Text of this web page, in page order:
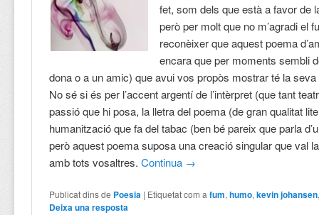
fet, som dels que està a favor de
però per molt que no m’agradi el
reconèixer que aquest poema
encara que per moments sembli
dona o a un amic) que avui vos propòs mostrar té la
No sé si és per l’accent argentí de l’intèrpret (que tant
passió que hi posa, la lletra del poema (de gran qualitat
humanització que fa del tabac (ben bé pareix que parla
però aquest poema suposa una creació singular que val
amb tots vosaltres.Continua →
Publicat dins de Poesia | Etiquetat com a fum,humo,kevin johansen
Deixa una resposta